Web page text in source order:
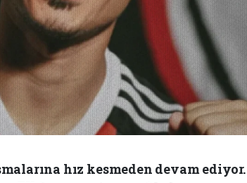
hız kesmeden devam ediyor.